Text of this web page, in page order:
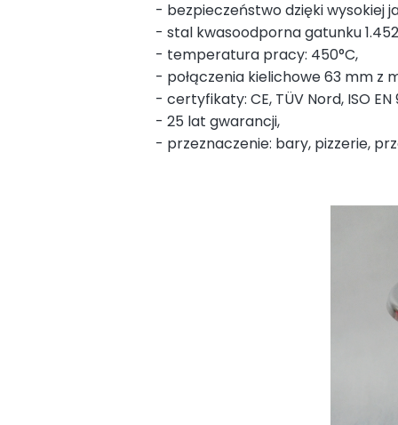
- bezpieczeństwo dzięki wysokiej
- stal kwasoodporna gatunku
- temperatura pracy: 450°C,
- połączenia kielichowe 63 mm z
- certyfikaty: CE, TÜV Nord, ISO EN
- 25 lat gwarancji,
- przeznaczenie: bary, pizzerie,